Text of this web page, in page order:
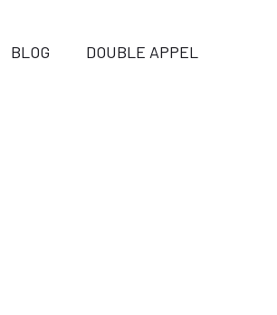
BLOG DOUBLE APPEL